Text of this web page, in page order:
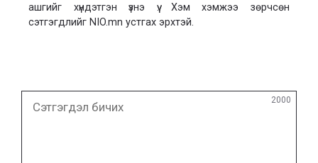
ашгийг хүндэтгэн үзнэ үү. Хэм хэмжээ зөрчсөн
сэтгэгдлийг NIO.mn устгах эрхтэй.
бичих
2000